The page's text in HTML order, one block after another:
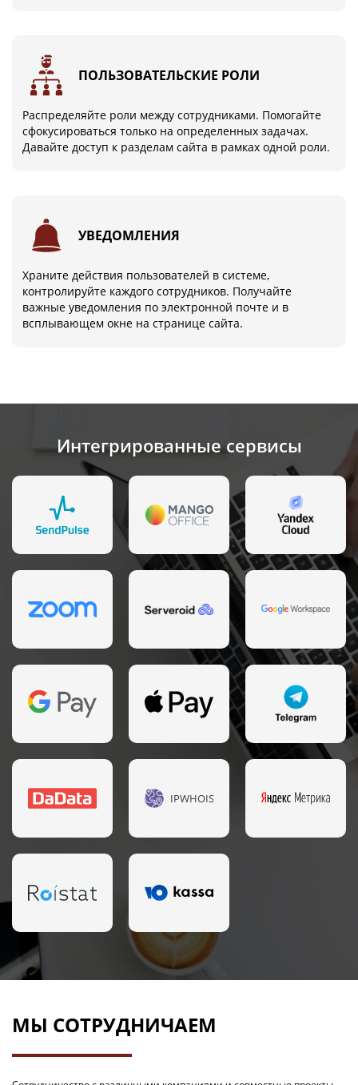
ПОЛЬЗОВАТЕЛЬСКИЕ РОЛИ
Распределяйте роли между сотрудниками. Помогайте
сфокусироваться только на определенных задачах.
Давайте доступ к разделам сайта в рамках одной роли.
УВЕДОМЛЕНИЯ
Храните действия пользователей в системе,
контролируйте каждого сотрудников. Получайте
важные уведомления по электронной почте и в
всплывающем окне на странице сайта.
Интегрированные сервисы
IPWHOIS
МЫ СОТРУДНИЧАЕМ